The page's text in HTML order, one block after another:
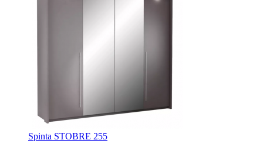
Spinta STOBRE 255